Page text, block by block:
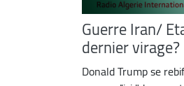
Guerre Iran/
dernier virage?
Donald Trump se